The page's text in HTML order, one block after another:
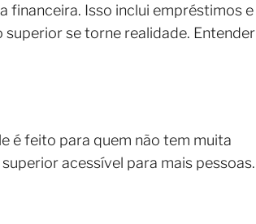
financeira. Isso inclui empréstimos e
superior se torne realidade. Entender
é feito para quem não tem muita
acessível para mais pessoas.